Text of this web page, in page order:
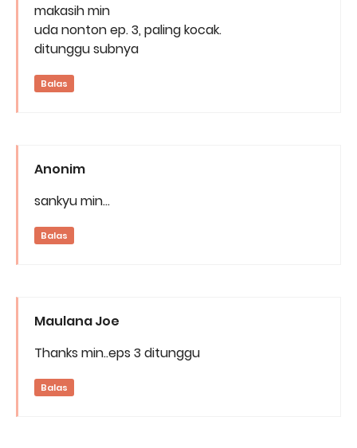
makasih min
uda nonton ep. 3, paling kocak.
ditunggu subnya
Balas
Anonim
sankyu min...
Balas
Maulana Joe
Thanks min..eps 3 ditunggu
Balas